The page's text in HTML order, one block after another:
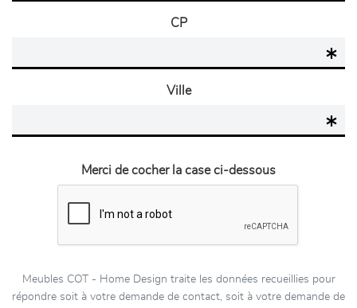
CP
Ville
Merci de cocher la case ci-dessous
Meubles COT - Home Design traite les données recueillies pour
répondre soit à votre demande de contact, soit à votre demande de